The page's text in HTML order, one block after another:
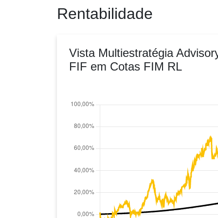
Rentabilidade
Vista Multiestratégia
FIF em Cotas FIM RL